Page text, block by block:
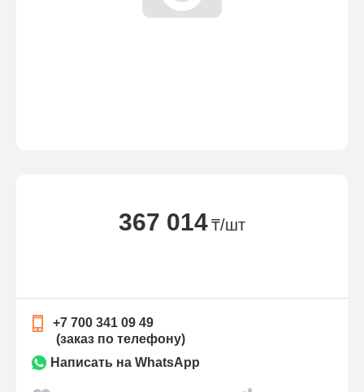
367 014₸/шт
+7 700 341 09 49
(заказ по телефону)
Написать на WhatsApp